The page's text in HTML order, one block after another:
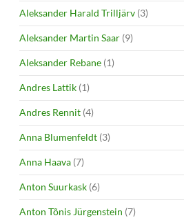
Aleksander Harald Trilljärv (3)
Aleksander Martin Saar (9)
Aleksander Rebane (1)
Andres Lattik (1)
Andres Rennit (4)
Anna Blumenfeldt (3)
Anna Haava (7)
Anton Suurkask (6)
Anton Tõnis Jürgenstein (7)